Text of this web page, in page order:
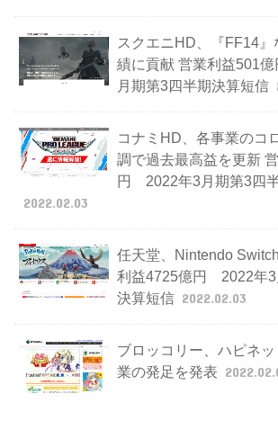
スクエニHD、『FF14』
績に貢献 営業利益501
月期第3四半期決算短信
コナミHD、各事業のコ
調で過去最高益を更新
円 2022年3月期第3四
2022.02.03
任天堂、Nintendo
利益4725億円 2022年3
決算短信 2022.02.03
ブロッコリー、ハピネ
業の発足を発表